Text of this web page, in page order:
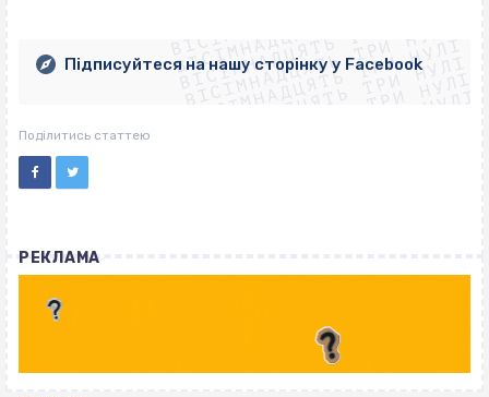
ВІСІМНАДЦЯТЬ ТРИ НУЛІ
ВІСІМНАДЦЯТЬ ТРИ НУЛІ
ВІСІМНАДЦЯТЬ ТРИ НУЛІ
ВІСІМНАДЦЯТЬ ТРИ НУЛІ
ВІСІМНАДЦЯТЬ ТРИ НУЛІ
ВІСІМНАДЦЯТЬ ТРИ НУЛІ
ВІСІМНАДЦЯТЬ ТРИ НУЛІ
Підписуйтеся на нашу сторінку у Facebook
Поділитись статтею
РЕКЛАМА